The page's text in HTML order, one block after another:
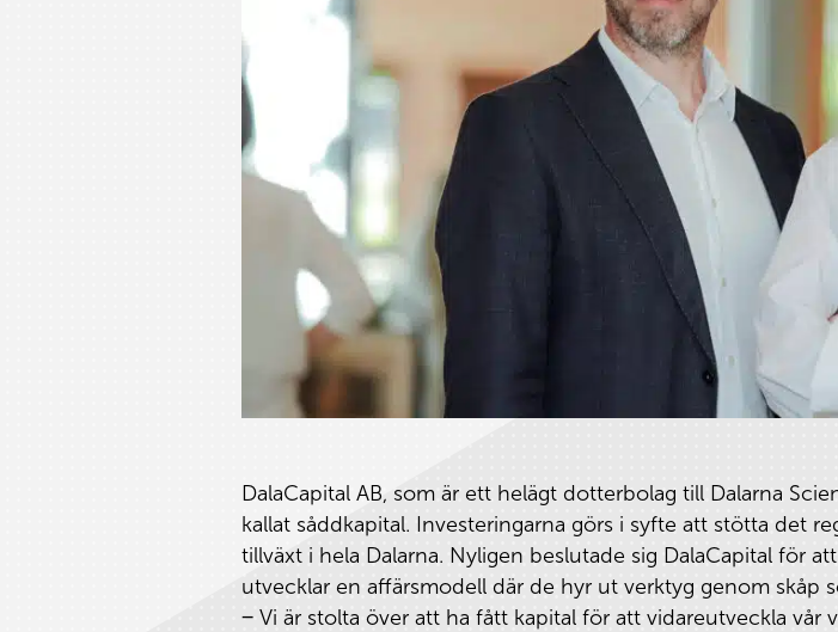
DalaCapital AB, som är ett helägt dotterbolag till Dalarna
kallat såddkapital. Investeringarna görs i syfte att stötta det
tillväxt i hela Dalarna. Nyligen beslutade sig DalaCapital för
utvecklar en affärsmodell där de hyr ut verktyg genom skåp
‒ Vi är stolta över att ha fått kapital för att vidareutveckla